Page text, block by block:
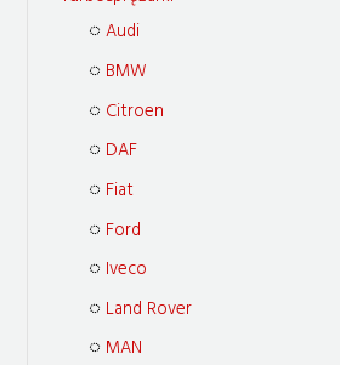
Audi
BMW
Citroen
DAF
Fiat
Ford
Iveco
Land Rover
MAN